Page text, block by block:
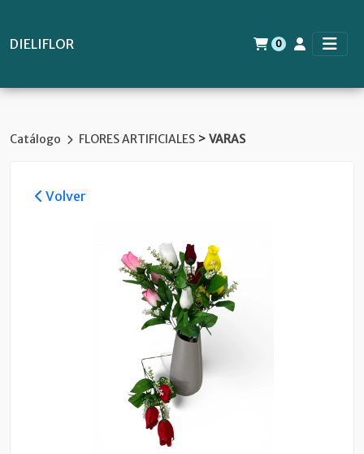
DIELIFLOR 0
Catálogo FLORES ARTIFICIALES > VARAS
Volver